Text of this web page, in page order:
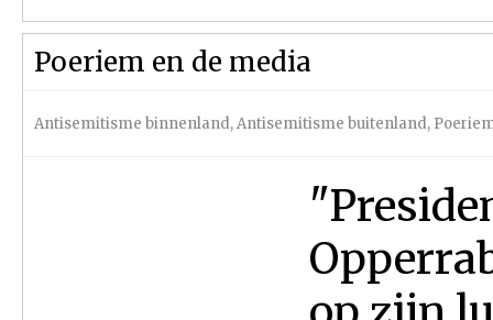
Poeriem en de media
Antisemitisme binnenland,Antisemitisme buitenland,